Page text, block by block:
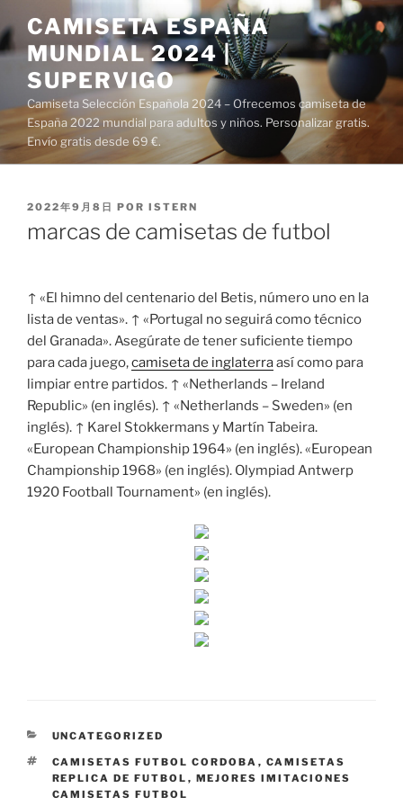
al
contenido
CAMISETA ESPAÑA
MUNDIAL 2024 |
SUPERVIGO
Camiseta Selección Española 2024 – Ofrecemos camiseta de
España 2022 mundial para adultos y niños. Personalizar gratis.
Envío gratis desde 69 €.
PUBLICADO
2022年9月8日 POR ISTERN
marcas de camisetas de futbol
↑ «El himno del centenario del Betis, número uno en la
lista de ventas». ↑ «Portugal no seguirá como técnico
del Granada». Asegúrate de tener suficiente tiempo
para cada juego,camiseta de inglaterraasí como para
limpiar entre partidos. ↑ «Netherlands – Ireland
Republic» (en inglés). ↑ «Netherlands – Sweden» (en
inglés). ↑ Karel Stokkermans y Martín Tabeira.
«European Championship 1964» (en inglés). «European
Championship 1968» (en inglés). Olympiad Antwerp
1920 Football Tournament» (en inglés).
CATEGORÍAS
UNCATEGORIZED
ETIQUETAS
CAMISETAS FUTBOL CORDOBA , CAMISETAS
REPLICA DE FUTBOL , MEJORES IMITACIONES
CAMISETAS FUTBOL